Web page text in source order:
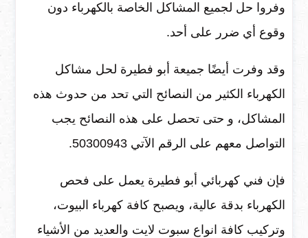
وفروا حل لجميع المشاكل الخاصة بالكهرباء دون
وقوع أي ضرر على أحد.
وقد وفرت أيضًا جميعة أبو فطيرة لحل مشاكل
الكهرباء الكثير من النصائح التي تحد من حدوث هذه
المشاكل، و حتى تحصل على هذه النصائح يجب
التواصل معهم على الرقم الآتي 50300943.
فإن فني كهربائي أبو فطيرة يعمل على فحص
الكهرباء بدقة عالية، ويصبح كافة كهرباء البيوت،
وتركيب كافة انواع سبوت لايت والعديد من الأشياء